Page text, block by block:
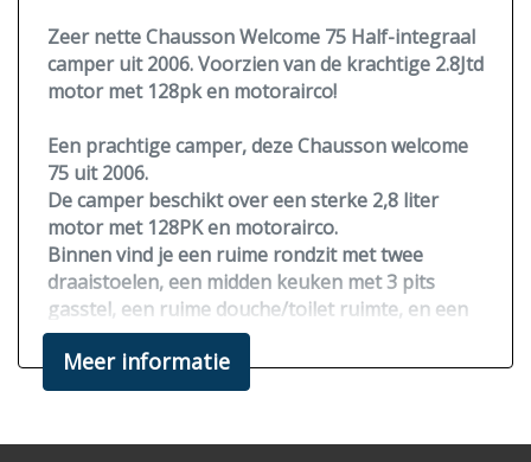
Zeer nette Chausson Welcome 75 Half-integraal
camper uit 2006. Voorzien van de krachtige 2.8Jtd
motor met 128pk en motorairco!
Een prachtige camper, deze Chausson welcome
75 uit 2006.
De camper beschikt over een sterke 2,8 liter
motor met 128PK en motorairco.
Binnen vind je een ruime rondzit met twee
draaistoelen, een midden keuken met 3 pits
gasstel, een ruime douche/toilet ruimte, en een
groot dwarsbed dat ook geschikt is voor lange
personen.
laadruimte.
Meer informatie